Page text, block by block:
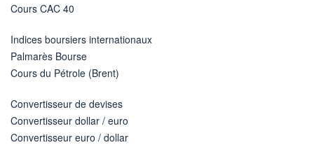
Cours CAC 40
Indices boursiers internationaux
Palmarès Bourse
Cours du Pétrole (Brent)
Convertisseur de devises
Convertisseur dollar / euro
Convertisseur euro / dollar